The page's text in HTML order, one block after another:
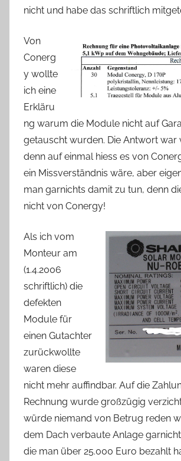
nicht und habe das schriftlich
Von
Conerg
y wollte
ich eine
Erkläru
ng warum die Module nicht auf
getauscht wurden. Die Antwort war
denn auf einmal hiess es von
ein Missverständnis wäre, aber
man garnichts damit zu tun, denn
nicht von Conergy!
Als ich vom
Monteur am
(1.4.2006
schriftlich) die
defekten
Module für
einen Gutachter
zurückwollte
waren diese
nicht mehr auffindbar. Auf die
Rechnung wurde großzügig
würde niemand von Betrug reden
dem Dach verbaute Anlage
die man über 25.000 Euro bezahlt